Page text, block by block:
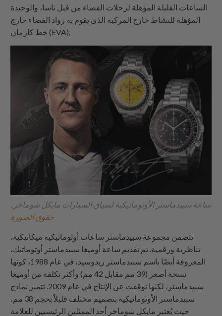
الساعات القليلة المؤهلة لرحلات الفضاء من قبل ناسا، والوحيدة
المؤهلة للنشاط خارج المركبة الذي يقوم به رواد الفضاء خارج
خط كارمان (EVA).
ساعة سبيدماستر الأوتوماتيكية لسباق السيارات مايكل شوماخر،
حقوق الصورة
تتضمن مجموعة سبيدماستر ساعات أوتوماتيكية ميكانيكية،
تناظرية ورقمية. تم تقديم ساعة أوميغا سبيدماستر أوتوماتيك،
المعروفة أيضًا باسم سبيدماستر ريدوسيد، في عام 1988، كونها
نسخة أصغر (39 مم مقابل 42 مم) وأكثر تكلفة من أوميغا
سبيدماستر، لكنها توقفت عن الإنتاج في عام 2009. تتميز نماذج
سبيدماستر الأوتوماتيكية بتصميم مختلف قليلاً بحجم 38 مم،
حيث يُعتبر مايكل شوماخر أحد الممثلين الرئيسيين للعلامة